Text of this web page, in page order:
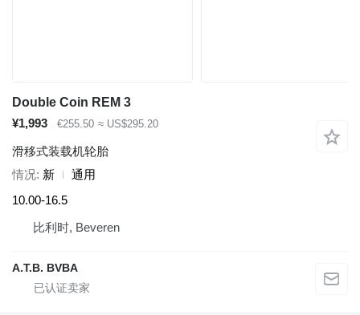
Double Coin REM 3
¥1,993
€255.50 ≈ US$295.20
滑移式装载机轮胎
情况 新
通用
10.00-16.5
比利时, Beveren
A.T.B. BVBA